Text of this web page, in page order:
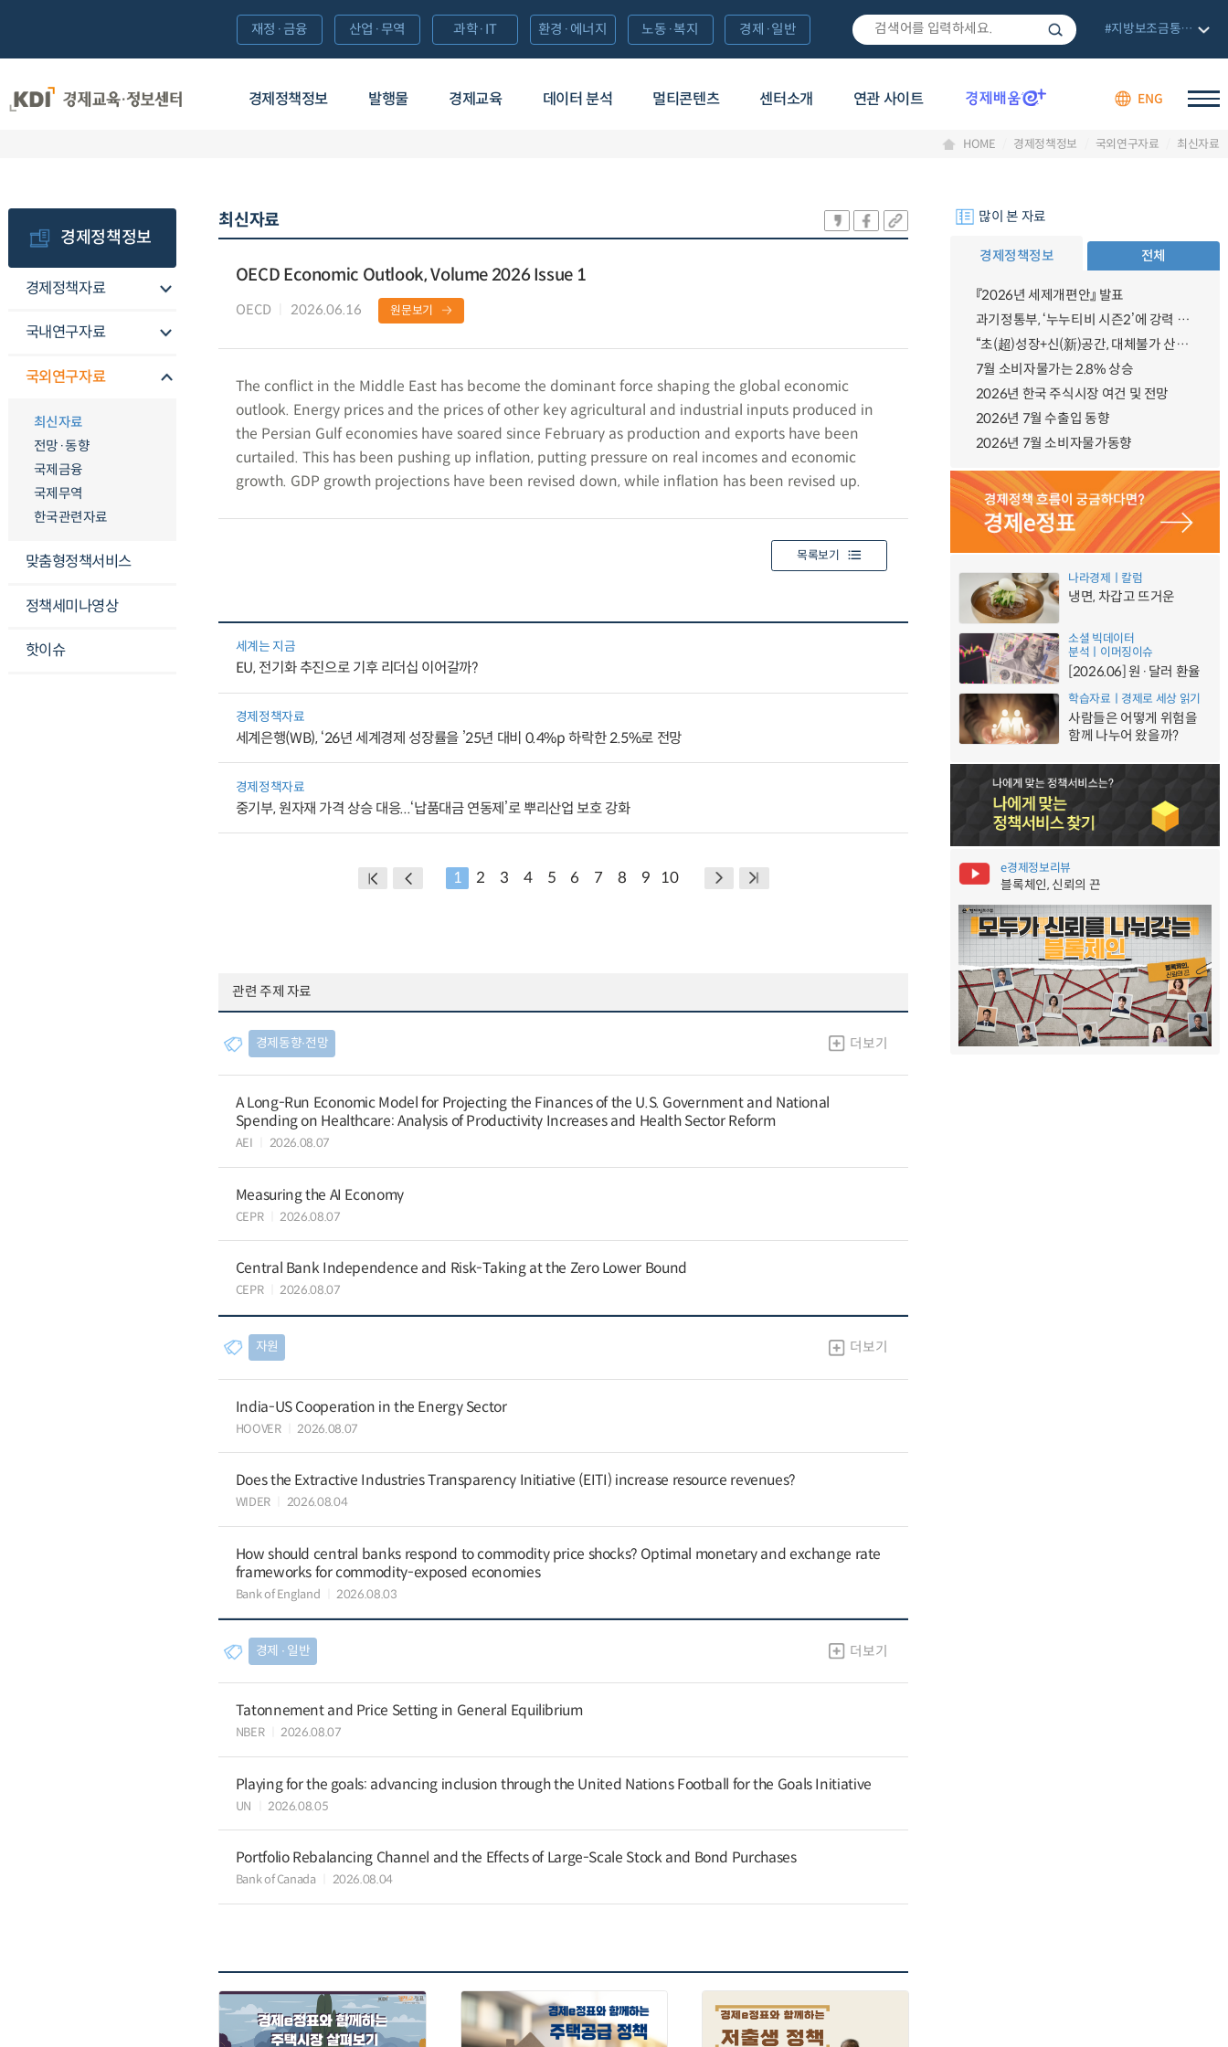
경제정책정보 발행물 경제교육 데이터 분석 멀티콘텐츠 센터소개 연관 사이트 ENG
재정·금융 산업·무역 과학·IT 환경·에너지 노동·복지 경제·일반 #지방보조금통합관리망
HOME 경제정책정보 국외연구자료 최신자료
경제정책정보
경제정책자료
국내연구자료
국외연구자료
최신자료
전망·동향
국제금융
국제무역
한국관련자료
맞춤형정책서비스
정책세미나영상
핫이슈
최신자료
OECD Economic Outlook, Volume 2026 Issue 1
OECD 2026.06.16 원문보기
The conflict in the Middle East has become the dominant force shaping the global economic
outlook. Energy prices and the prices of other key agricultural and industrial inputs produced in
the Persian Gulf economies have soared since February as production and exports have been
curtailed. This has been pushing up inflation, putting pressure on real incomes and economic
growth. GDP growth projections have been revised down, while inflation has been revised up.
목록보기
세계는 지금
EU, 전기화 추진으로 기후 리더십 이어갈까?
경제정책자료
세계은행(WB), ‘26년 세계경제 성장률을 ’25년 대비 0.4%p 하락한 2.5%로 전망
경제정책자료
중기부, 원자재 가격 상승 대응...‘납품대금 연동제’로 뿌리산업 보호 강화
1 2 3 4 5 6 7 8 9 10
관련 주제 자료
경제동향∙전망 더보기
A Long-Run Economic Model for Projecting the Finances of the U.S. Government and National
Spending on Healthcare: Analysis of Productivity Increases and Health Sector Reform
AEI 2026.08.07
Measuring the AI Economy
CEPR 2026.08.07
Central Bank Independence and Risk-Taking at the Zero Lower Bound
CEPR 2026.08.07
자원 더보기
India-US Cooperation in the Energy Sector
HOOVER 2026.08.07
Does the Extractive Industries Transparency Initiative (EITI) increase resource revenues?
WIDER 2026.08.04
How should central banks respond to commodity price shocks? Optimal monetary and exchange rate
frameworks for commodity-exposed economies
Bank of England 2026.08.03
경제 ∙ 일반 더보기
Tatonnement and Price Setting in General Equilibrium
NBER 2026.08.07
Playing for the goals: advancing inclusion through the United Nations Football for the Goals Initiative
UN 2026.08.05
Portfolio Rebalancing Channel and the Effects of Large-Scale Stock and Bond Purchases
Bank of Canada 2026.08.04
많이 본 자료
경제정책정보 전체
『2026년 세제개편안』 발표
과기정통부, ‘누누티비 시즌2’에 강력 대응 의지 밝혀
“초(超)성장+신(新)공간, 대체불가 산업강국”
7월 소비자물가는 2.8% 상승
2026년 한국 주식시장 여건 및 전망
2026년 7월 수출입 동향
2026년 7월 소비자물가동향
나라경제ㅣ칼럼
냉면, 차갑고 뜨거운
소셜 빅데이터
분석ㅣ이머징이슈
[2026.06] 원·달러 환율
학습자료ㅣ경제로 세상 읽기
사람들은 어떻게 위험을
함께 나누어 왔을까?
e경제정보리뷰
블록체인, 신뢰의 끈